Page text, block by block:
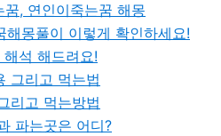
, 연인이죽는꿈 해몽
해몽풀이 이렇게 확인하세요!
석 해드려요!
그리고 먹는법
리고 먹는방법
파는곳은 어디?